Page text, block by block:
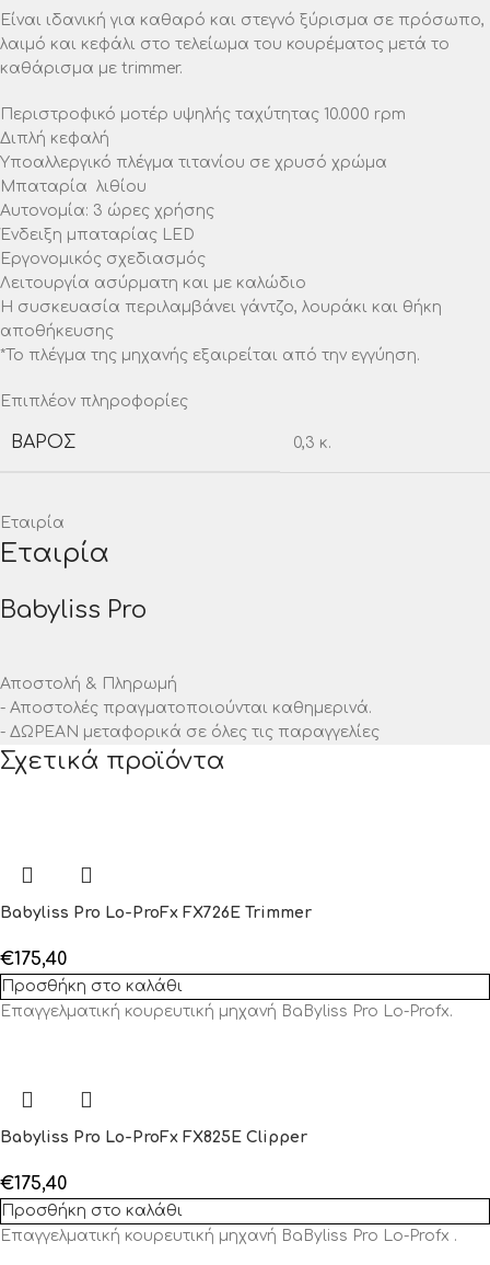
Είναι ιδανική για καθαρό και στεγνό ξύρισμα σε πρόσωπο,
λαιμό και κεφάλι στο τελείωμα του κουρέματος μετά το
καθάρισμα με trimmer.
Περιστροφικό μοτέρ υψηλής ταχύτητας 10.000 rpm
Διπλή κεφαλή
Υποαλλεργικό πλέγμα τιτανίου σε χρυσό χρώμα
Μπαταρία λιθίου
Αυτονομία: 3 ώρες χρήσης
Ένδειξη μπαταρίας LED
Εργονομικός σχεδιασμός
Λειτουργία ασύρματη και με καλώδιο
Η συσκευασία περιλαμβάνει γάντζο, λουράκι και θήκη
αποθήκευσης
*Το πλέγμα της μηχανής εξαιρείται από την εγγύηση.
Επιπλέον πληροφορίες
ΒΆΡΟΣ 0,3 κ.
Εταιρία
Εταιρία
Babyliss Pro
Αποστολή & Πληρωμή
- Αποστολές πραγματοποιούνται καθημερινά.
- ΔΩΡΕΑΝ μεταφορικά σε όλες τις παραγγελίες
Σχετικά προϊόντα
Babyliss Pro Lo-ProFx FX726E Trimmer
€175,40
Προσθήκη στο καλάθι
Επαγγελματική κουρευτική μηχανή BaByliss Pro Lo-Profx.
Babyliss Pro Lo-ProFx FX825E Clipper
€175,40
Προσθήκη στο καλάθι
Επαγγελματική κουρευτική μηχανή BaByliss Pro Lo-Profx .